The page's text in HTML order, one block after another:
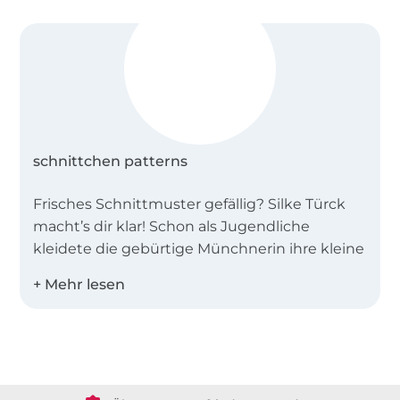
schnittchen patterns
Frisches Schnittmuster gefällig? Silke Türck
macht’s dir klar! Schon als Jugendliche
kleidete die gebürtige Münchnerin ihre kleine
später als kreativer Kopf einen Abschluss in